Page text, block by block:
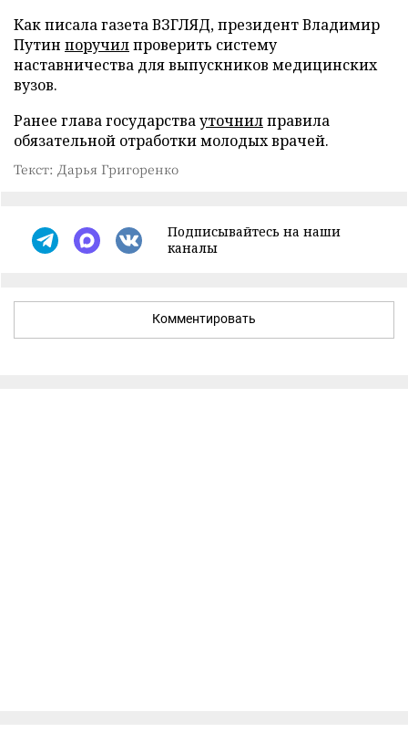
Как писала газета ВЗГЛЯД, президент Владимир
Путин поручилпроверить систему
наставничества для выпускников медицинских
вузов.
Ранее глава государствауточнилправила
обязательной отработки молодых врачей.
Текст: Дарья Григоренко
Подписывайтесь на наши
каналы
Комментировать